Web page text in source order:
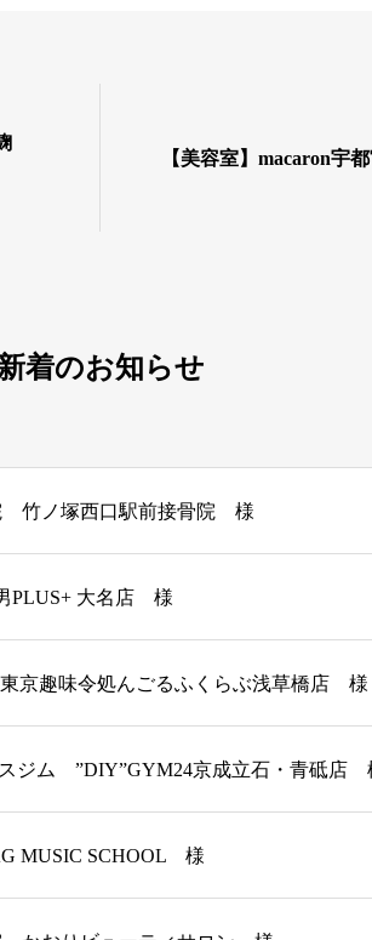
【美容室】macaron宇
着のお知らせ
竹ノ塚西口駅前接骨院 様
PLUS+ 大名店 様
京趣味令処んごるふくらぶ浅草橋店 様
ジム ”DIY”GYM24京成立石・青砥店
MUSIC SCHOOL 様